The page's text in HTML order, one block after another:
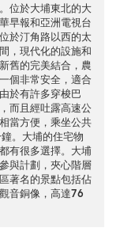
位於大埔東北的大
早報和亞洲電視台
於汀角路以西的太
，現代化的設施和
舊的完美結合，農
個非常安全，適合
於有許多穿梭巴
而且經吐露高速公
當方便，乘坐公共
。大埔的住宅物
有很多選擇。大埔
與計劃，夾心階層
著名的景點包括佔
音銅像，高達76